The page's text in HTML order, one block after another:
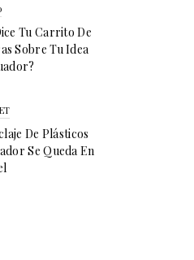
Tu Carrito De
Sobre Tu Idea
De Plásticos
Se Queda En